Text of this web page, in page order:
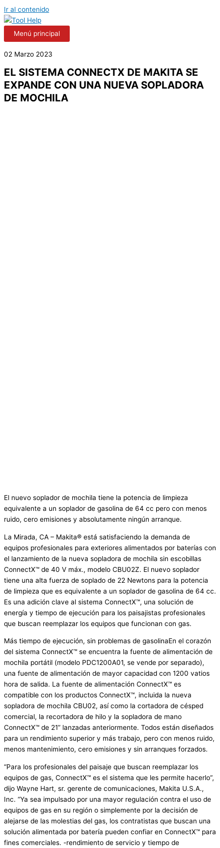
Ir al contenido
Menú principal
02 Marzo 2023
EL SISTEMA CONNECTX DE MAKITA SE
EXPANDE CON UNA NUEVA SOPLADORA
DE MOCHILA
El nuevo soplador de mochila tiene la potencia de limpieza
equivalente a un soplador de gasolina de 64 cc pero con menos
ruido, cero emisiones y absolutamente ningún arranque.
La Mirada, CA – Makita® está satisfaciendo la demanda de
equipos profesionales para exteriores alimentados por baterías con
el lanzamiento de la nueva sopladora de mochila sin escobillas
ConnectX™ de 40 V máx., modelo CBU02Z. El nuevo soplador
tiene una alta fuerza de soplado de 22 Newtons para la potencia
de limpieza que es equivalente a un soplador de gasolina de 64 cc.
Es una adición clave al sistema ConnectX™, una solución de
energía y tiempo de ejecución para los paisajistas profesionales
que buscan reemplazar los equipos que funcionan con gas.
Más tiempo de ejecución, sin problemas de gasolinaEn el corazón
del sistema ConnectX™ se encuentra la fuente de alimentación de
mochila portátil (modelo PDC1200A01, se vende por separado),
una fuente de alimentación de mayor capacidad con 1200 vatios
hora de salida. La fuente de alimentación ConnectX™ es
compatible con los productos ConnectX™, incluida la nueva
sopladora de mochila CBU02, así como la cortadora de césped
comercial, la recortadora de hilo y la sopladora de mano
ConnectX™ de 21” lanzadas anteriormente. Todos están diseñados
para un rendimiento superior y más trabajo, pero con menos ruido,
menos mantenimiento, cero emisiones y sin arranques forzados.
“Para los profesionales del paisaje que buscan reemplazar los
equipos de gas, ConnectX™ es el sistema que les permite hacerlo”,
dijo Wayne Hart, sr. gerente de comunicaciones, Makita U.S.A.,
Inc. “Ya sea impulsado por una mayor regulación contra el uso de
equipos de gas en su región o simplemente por la decisión de
alejarse de las molestias del gas, los contratistas que buscan una
solución alimentada por batería pueden confiar en ConnectX™ para
fines comerciales. -rendimiento de servicio y tiempo de